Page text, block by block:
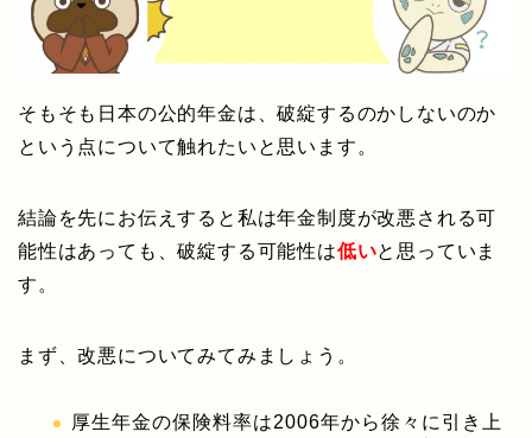
そもそも日本の公的年金は、破綻するのかしないのか
という点について触れたいと思います。
結論を先にお伝えすると私は年金制度が改悪される可
能性はあっても、破綻する可能性は低いと思っていま
す。
まず、改悪についてみてみましょう。
厚生年金の保険料率は2006年から徐々に引き上